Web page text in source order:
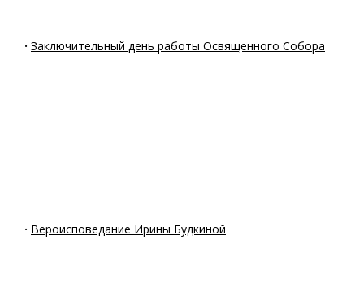
· Заключительный день работы Освященного Собора
· Вероисповедание Ирины Будкиной